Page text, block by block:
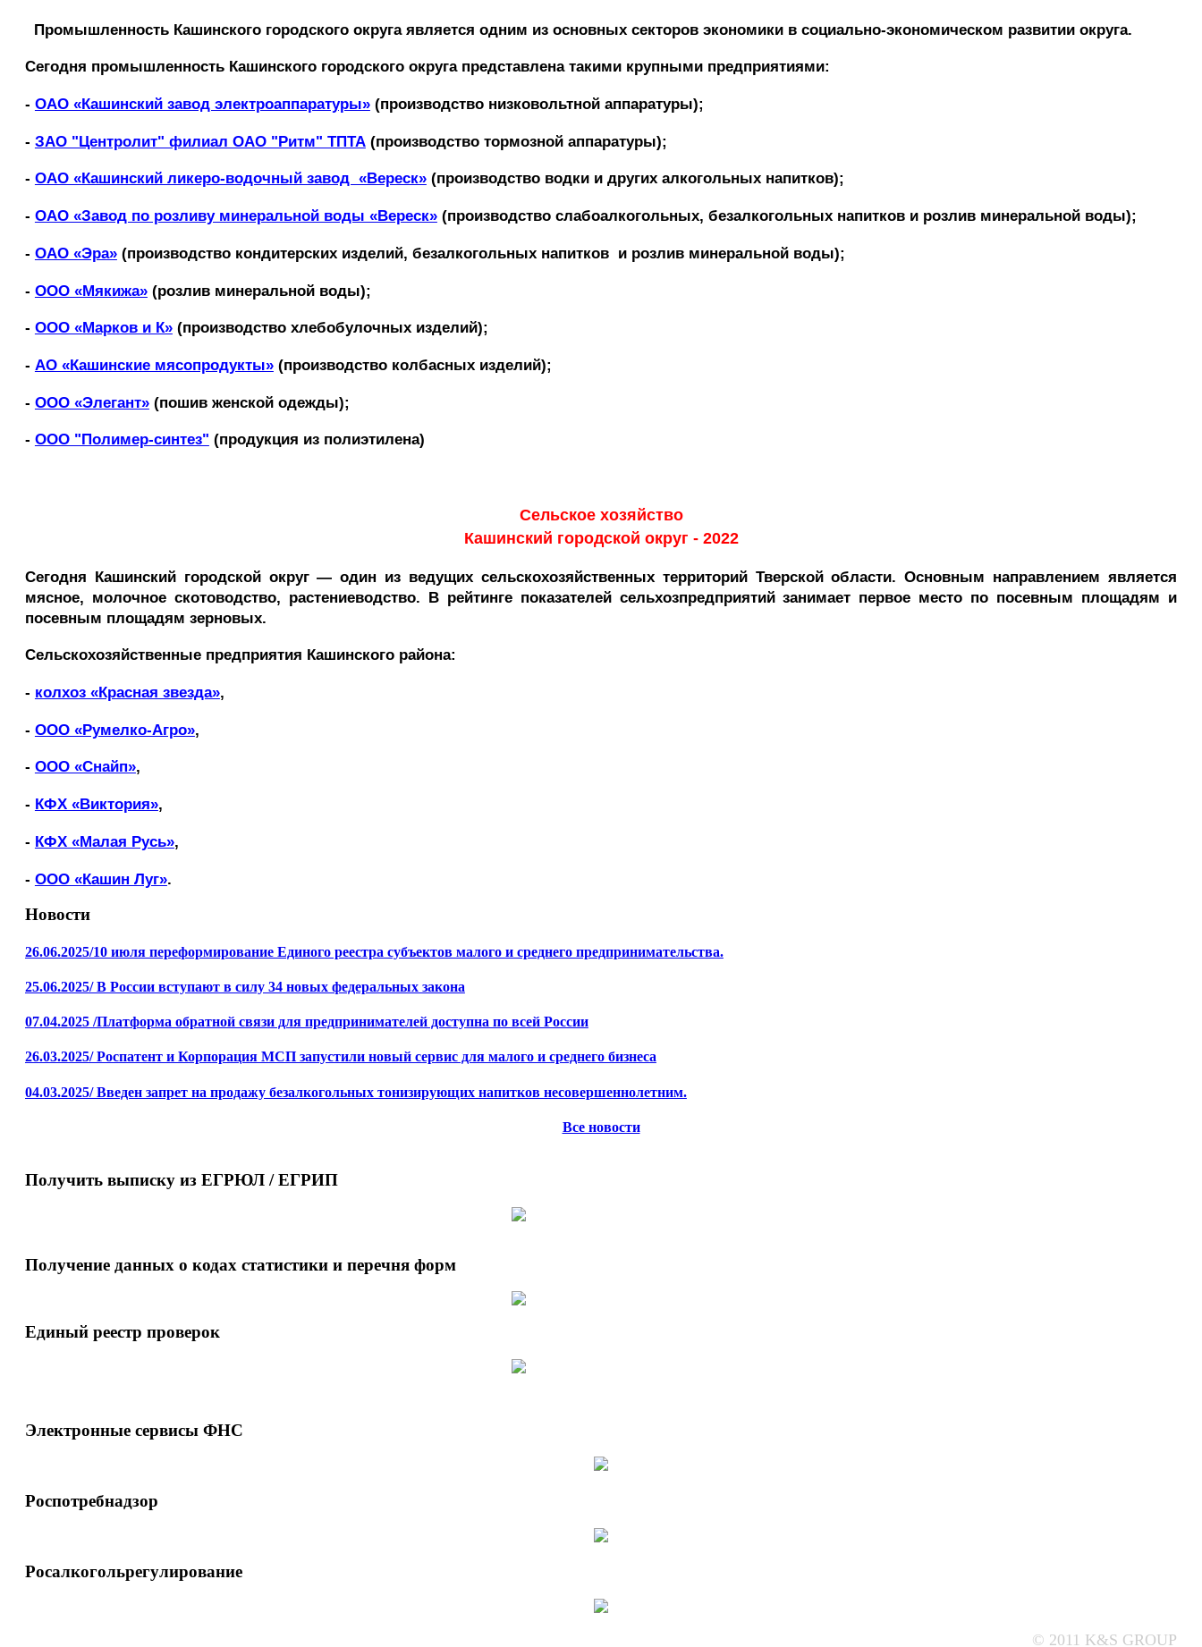
Промышленность Кашинского городского округа является одним из основных секторов экономики в социально-экономическом развитии округа.
Сегодня промышленность Кашинского городского округа представлена такими крупными предприятиями:
- ОАО «Кашинский завод электроаппаратуры» (производство низковольтной аппаратуры);
- ЗАО "Центролит" филиал ОАО "Ритм" ТПТА(производство тормозной аппаратуры);
- ОАО «Кашинский ликеро-водочный завод «Вереск»(производство водки и других алкогольных напитков);
- ОАО «Завод по розливу минеральной воды «Вереск»(производство слабоалкогольных, безалкогольных напитков и розлив минеральной воды);
- ОАО «Эра»(производство кондитерских изделий, безалкогольных напитков и розлив минеральной воды);
- ООО «Мякижа»(розлив минеральной воды);
- ООО «Марков и К»(производство хлебобулочных изделий);
- АО «Кашинские мясопродукты»(производство колбасных изделий);
- ООО «Элегант»(пошив женской одежды);
- ООО "Полимер-синтез" (продукция из полиэтилена)
Сельское хозяйство
Кашинский городской округ - 2022
Сегодня Кашинский городской округ — один из ведущих сельскохозяйственных территорий Тверской области. Основным направлением является
мясное, молочное скотоводство, растениеводство. В рейтинге показателей сельхозпредприятий занимает первое место по посевным площадям и
посевным площадям зерновых.
Сельскохозяйственные предприятия Кашинского района:
- колхоз «Красная звезда»,
- ООО «Румелко-Агро»,
- ООО «Снайп»,
- КФХ «Виктория»,
- КФХ «Малая Русь»,
- ООО «Кашин Луг».
Новости
26.06.2025/10 июля переформирование Единого реестра субъектов малого и среднего предпринимательства.
25.06.2025/ В России вступают в силу 34 новых федеральных закона
07.04.2025 /Платформа обратной связи для предпринимателей доступна по всей России
26.03.2025/ Роспатент и Корпорация МСП запустили новый сервис для малого и среднего бизнеса
04.03.2025/ Введен запрет на продажу безалкогольных тонизирующих напитков несовершеннолетним.
Все новости
Получить выписку из ЕГРЮЛ / ЕГРИП
Получение данных о кодах статистики и перечня форм
Единый реестр проверок
Электронные сервисы ФНС
Роспотребнадзор
Росалкогольрегулирование
© 2011 K&S GROUP